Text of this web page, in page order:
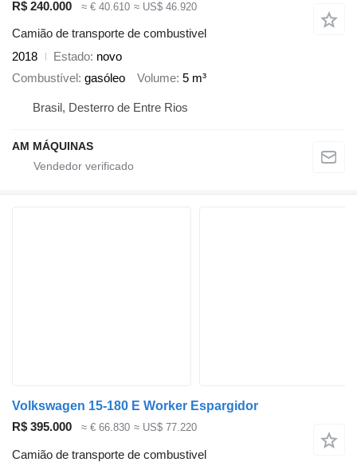
R$ 240.000 ≈ € 40.610 ≈ US$ 46.920
Camião de transporte de combustivel
2018
Estado novo
Combustível gasóleo Volume 5 m³
Brasil, Desterro de Entre Rios
AM MÁQUINAS
Volkswagen 15-180 E Worker Espargidor
R$ 395.000
≈ € 66.830 ≈ US$ 77.220
Camião de transporte de combustivel